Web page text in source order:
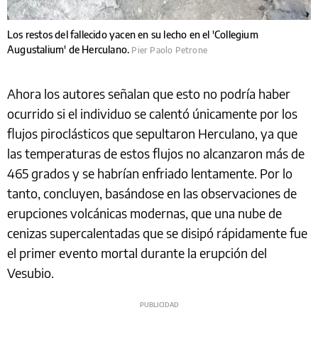
Los restos del fallecido yacen en su lecho en el 'Collegium
Augustalium' de Herculano. Pier Paolo Petrone
Ahora los autores señalan que esto no podría haber
ocurrido si el individuo se calentó únicamente por los
flujos piroclásticos que sepultaron Herculano, ya que
las temperaturas de estos flujos no alcanzaron más de
465 grados y se habrían enfriado lentamente. Por lo
tanto, concluyen, basándose en las observaciones de
erupciones volcánicas modernas, que una nube de
cenizas supercalentadas que se disipó rápidamente fue
el primer evento mortal durante la erupción del
Vesubio.